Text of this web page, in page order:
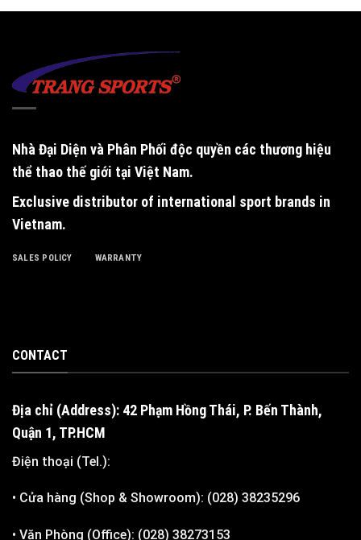
Nhà Đại Diện và Phân Phối độc quyền các thương hiệu
thể thao thế giới tại Việt Nam.
Exclusive distributor of international sport brands in
Vietnam.
SALES POLICY WARRANTY
CONTACT
Địa chỉ (Address): 42 Phạm Hồng Thái, P. Bến Thành,
Quận 1, TP.HCM
Điện thoại (Tel.):
• Cửa hàng (Shop & Showroom): (028) 38235296
• Văn Phòng (Office): (028) 38273153